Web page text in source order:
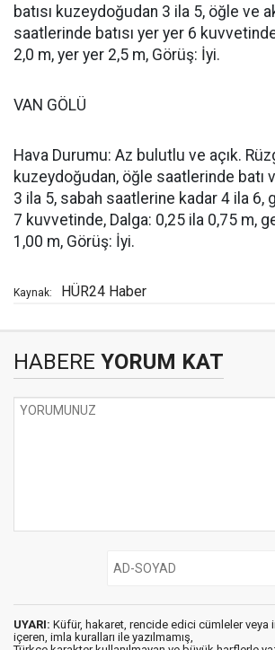
batısı kuzeydoğudan 3 ila 5, öğle ve
saatlerinde batısı yer yer 6
2,0 m, yer yer 2,5 m, Görüş: İyi.
VAN GÖLÜ
Hava Durumu: Az bulutlu ve açık.
kuzeydoğudan, öğle saatlerinde batı
3 ila 5, sabah saatlerine kadar 4 ila 6,
7 kuvvetinde, Dalga: 0,25 ila 0,75 m,
1,00 m, Görüş: İyi.
Kaynak: HÜR24 Haber
HABERE YORUM KAT
UYARI: Küfür, hakaret, rencide edici cümleler veya
içeren, imla kuralları ile yazılmamış,